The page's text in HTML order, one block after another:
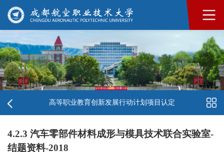
高等职业教育创新发展行动计划项目认定
4.2.3 汽车零部件材料成形与模具技术联合实验室-
结题资料-2018